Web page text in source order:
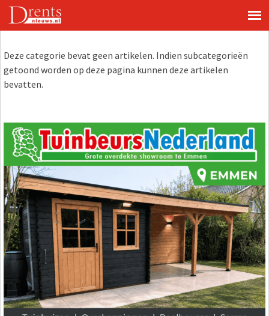
Deze categorie bevat geen artikelen. Indien subcategorieën
getoond worden op deze pagina kunnen deze artikelen
bevatten.